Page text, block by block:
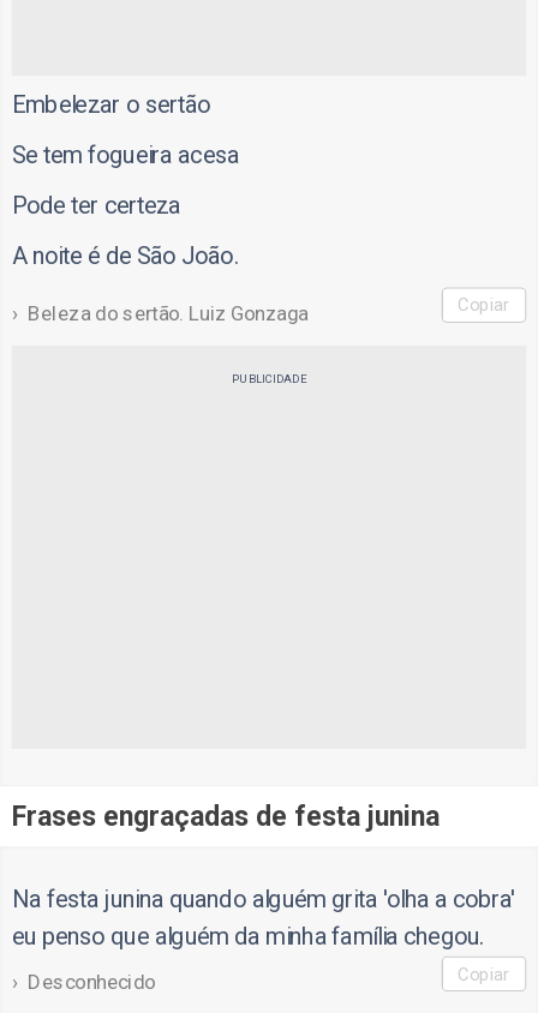
Embelezar o sertão
Se tem fogueira acesa
Pode ter certeza
A noite é de São João.
Beleza do sertão. Luiz Gonzaga Copiar
PUBLICIDADE
Frases engraçadas de festa junina
Na festa junina quando alguém grita 'olha a cobra'
eu penso que alguém da minha família chegou.
Desconhecido Copiar